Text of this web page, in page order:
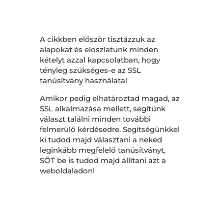
A cikkben először tisztázzuk az
alapokat és eloszlatunk minden
kételyt azzal kapcsolatban, hogy
tényleg szükséges-e az SSL
tanúsítvány használata!
Amikor pedig elhatároztad magad, az
SSL alkalmazása mellett, segítünk
választ találni minden további
felmerülő kérdésedre. Segítségünkkel
ki tudod majd választani a neked
leginkább megfelelő tanúsítványt,
SŐT be is tudod majd állítani azt a
weboldaladon!